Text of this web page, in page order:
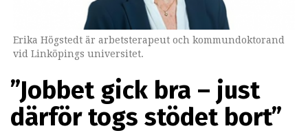
Erika Högstedt är arbetsterapeut och kommundoktorand
vid Linköpings universitet.
”Jobbet gick bra – just
därför togs stödet bort”